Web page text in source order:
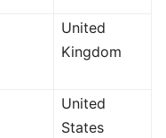
United
Kingdom
United
States